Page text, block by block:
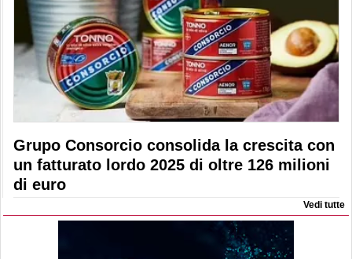
Grupo Consorcio consolida la crescita con
un fatturato lordo 2025 di oltre 126 milioni
di euro
Vedi tutte